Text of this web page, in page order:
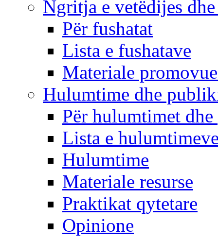
Ngritja e vetëdijes
Për fushatat
Lista e fushatave
Materiale
Hulumtime dhe
Për hulumtimet
Lista e
Hulumtime
Materiale resurse
Praktikat qytetare
Opinione